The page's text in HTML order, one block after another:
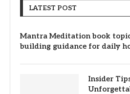
LATEST POST
Mantra Meditation book
building guidance for daily
Insider